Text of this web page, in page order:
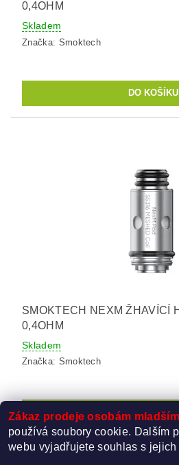
0,4OHM
Skladem
Značka: Smoktech
SMOKTECH NEXM ŽHAVÍCÍ
0,4OHM
Skladem
Značka: Smoktech
Zákaz prodeje osobám
používá soubory cookie. Dalším
webu vyjadřujete souhlas s jejich